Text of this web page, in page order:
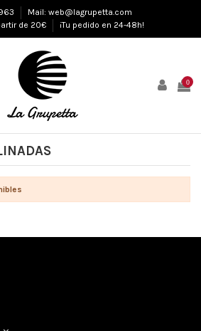
Mail: web@lagrupetta.com
de 20€
¡Tu pedido en 24-48h!
0